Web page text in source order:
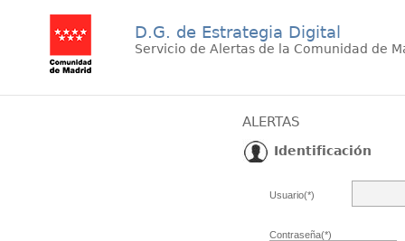
D.G. de Estrategia Digital
Servicio de Alertas de la Comunidad de
ALERTAS
Identificación
Usuario(*)
Contraseña(*)